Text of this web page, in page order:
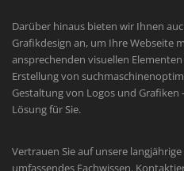
Darüber hinaus bieten wir Ihnen
Grafikdesign an, um Ihre Webseite
ansprechenden visuellen
Erstellung von
Gestaltung von Logos und
Lösung für Sie.
Vertrauen Sie auf unsere
umfassendes Fachwissen.